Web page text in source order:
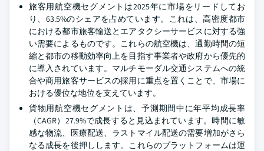
旅客用航空機セグメントは2025年に市場をリードしてお
り、63.5%のシェアを占めています。これは、高密度都市
における都市旅客輸送とエアタクシーサービスに対する強
い需要によるものです。これらの航空機は、通勤時間の短
縮と都市の移動効率向上を目指す事業者や政府から優先的
に導入されています。マルチモーダル交通システムへの統
合や商用旅客サービスの採用に重点を置くことで、市場に
おける優位な地位を支えています。
貨物用航空機セグメントは、予測期間中に年平均成長率
（CAGR）27.9%で成長すると見込まれています。時間に敏
感な物流、医療配送、ラストマイル配送の需要増加がさら
なる成長を後押しします。これらのプラットフォームは運